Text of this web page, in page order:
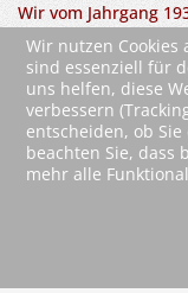
Wir vom Jahrgang
Kindheit und Jugend
Wir nutzen Cookies
sind essenziell für
uns helfen, diese
verbessern
entscheiden, ob
beachten Sie, dass
mehr alle